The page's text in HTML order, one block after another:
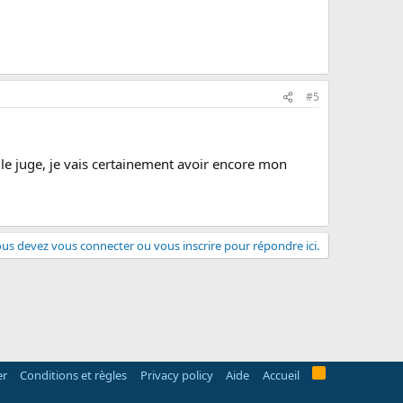
#5
juge, je vais certainement avoir encore mon
devez vous connecter ou vous inscrire pour répondre ici.
Conditions et règles Privacy policy Aide Accueil